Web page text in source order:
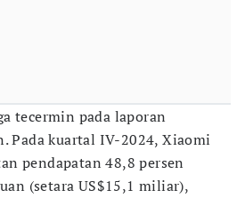
tecermin pada laporan
Pada kuartal IV-2024, Xiaomi
pendapatan 48,8 persen
(setara US$15,1 miliar),